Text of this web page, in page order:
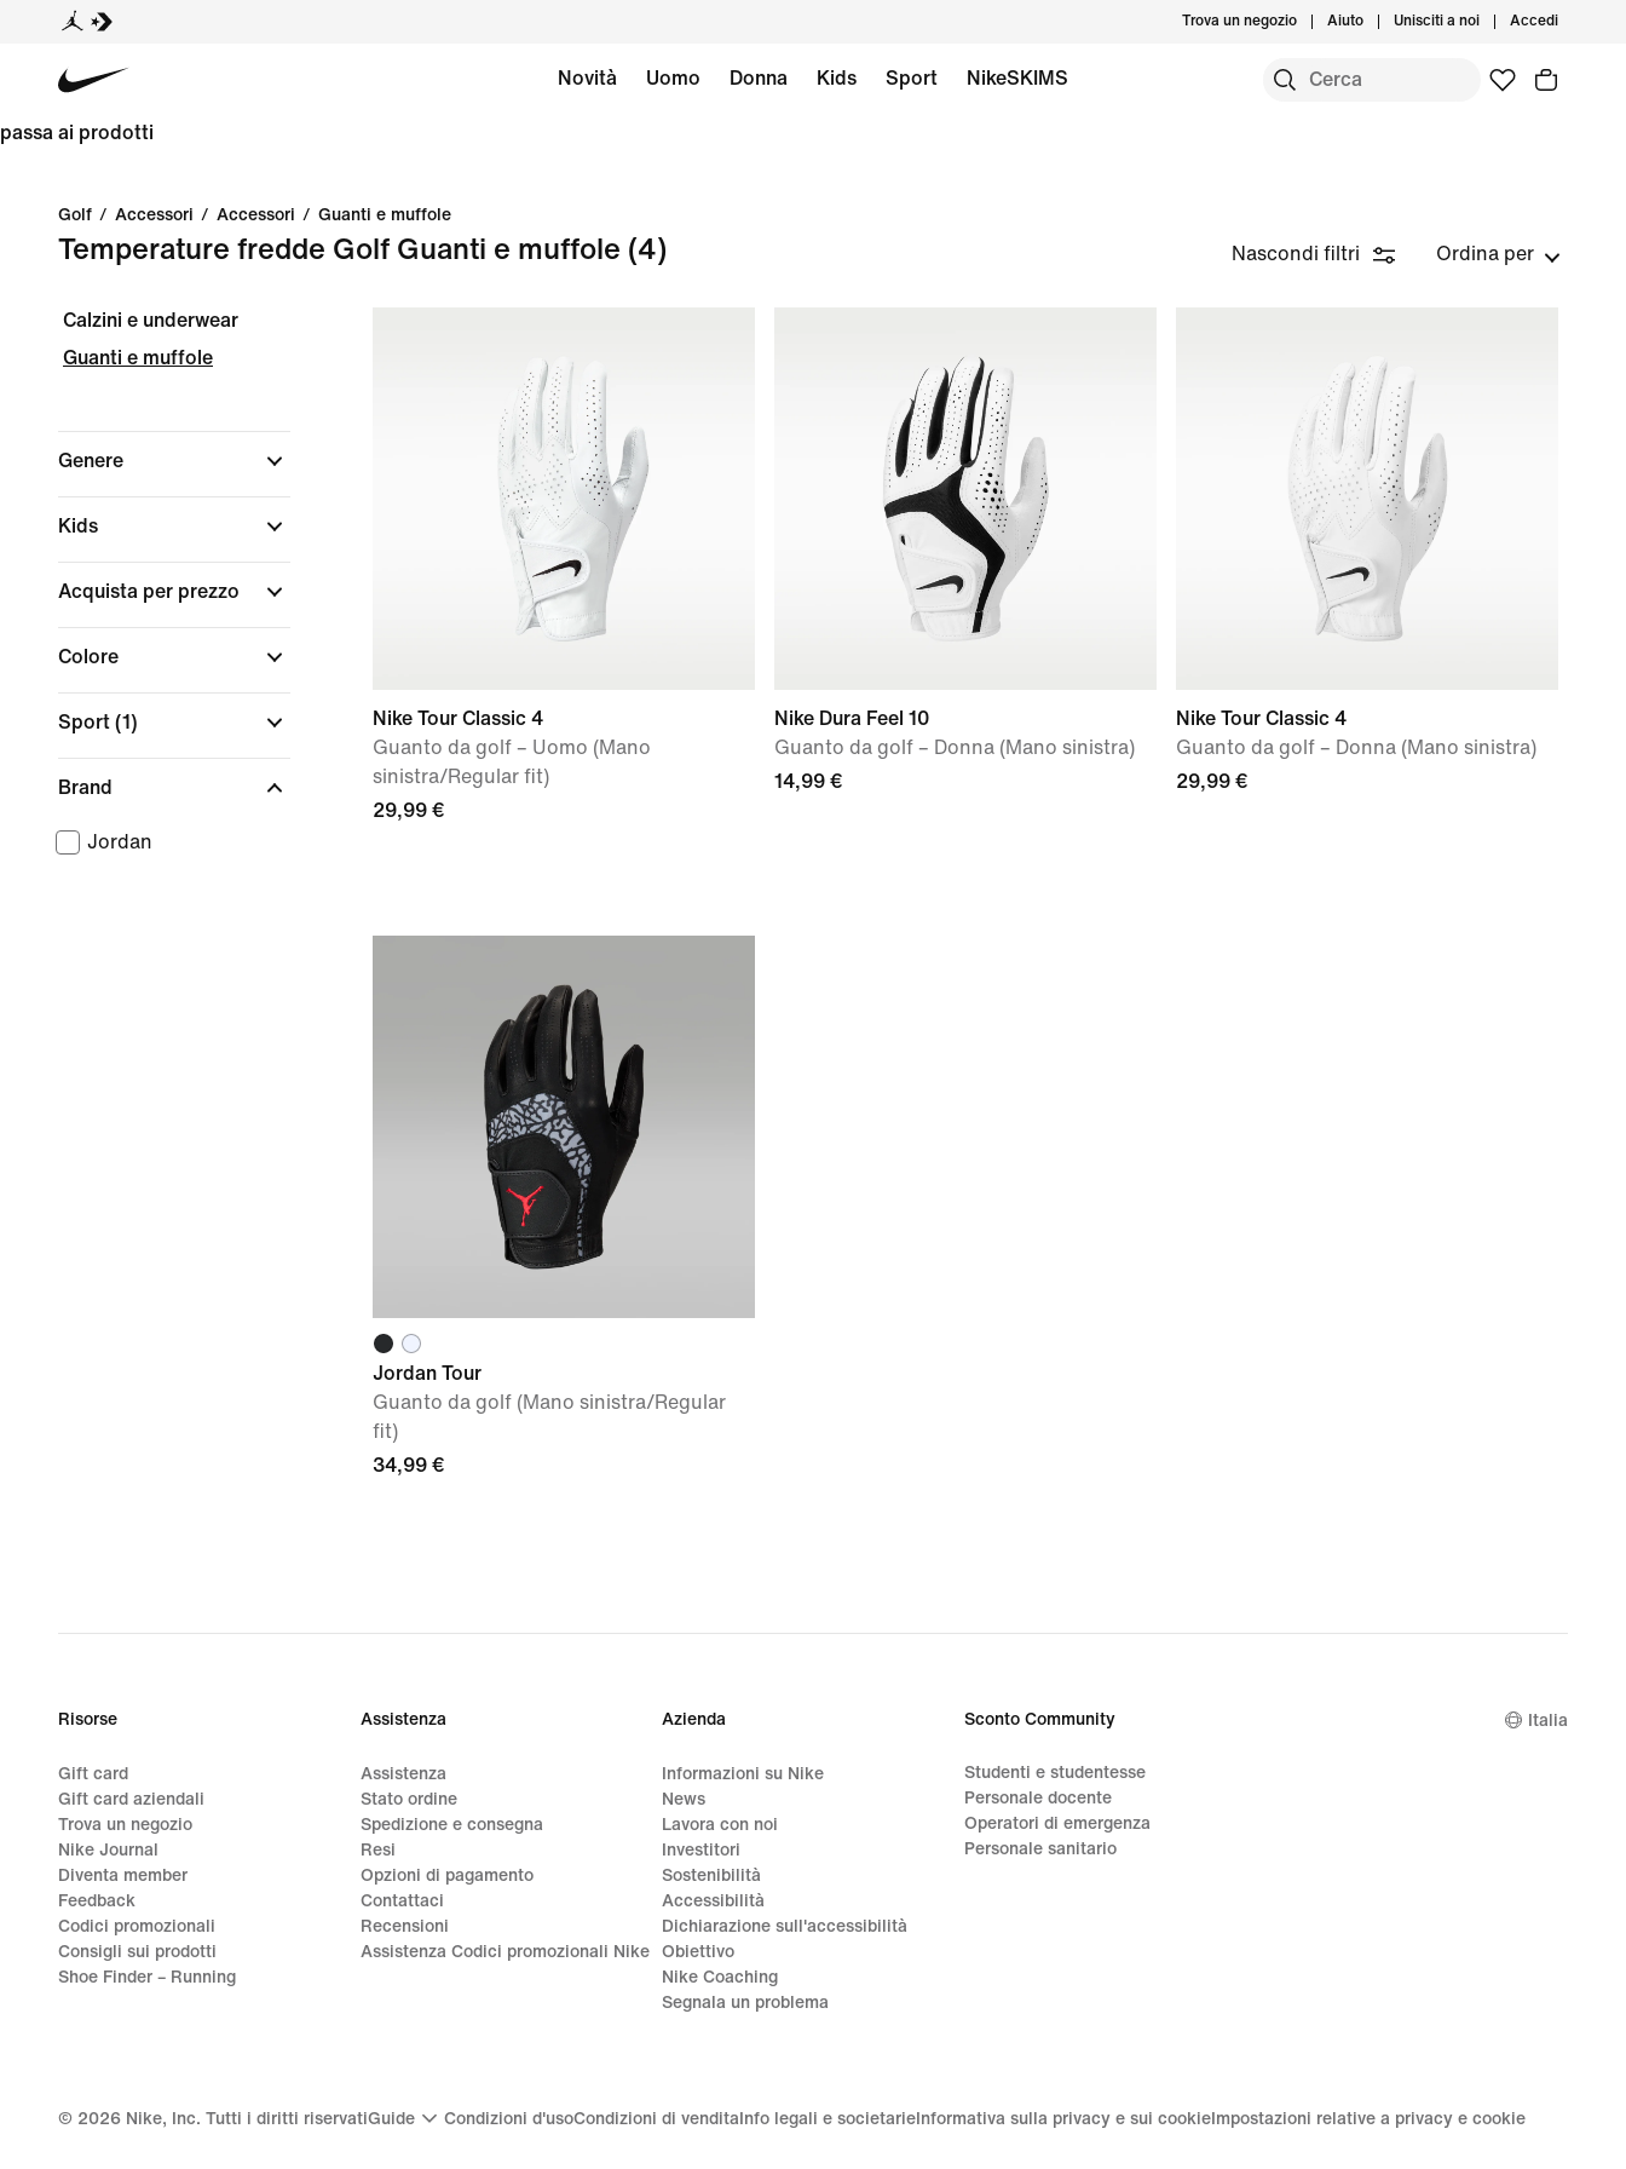
Trova un negozio Aiuto Unisciti a noi Accedi
Novità Uomo Donna Kids Sport NikeSKIMS
passa ai prodotti
Golf / Accessori / Accessori / Guanti e muffole
Temperature fredde Golf Guanti e muffole (4) Nascondi filtri Ordina per
Calzini e underwear
Guanti e muffole
Genere
Kids
Acquista per prezzo
Colore
Sport (1)
Brand
Jordan
Nike Tour Classic 4
Guanto da golf – Uomo (Mano
sinistra/Regular fit)
29,99 €
Nike Dura Feel 10
Guanto da golf – Donna (Mano sinistra)
14,99 €
Nike Tour Classic 4
Guanto da golf – Donna (Mano sinistra)
29,99 €
Jordan Tour
Guanto da golf (Mano sinistra/Regular
fit)
34,99 €
Risorse
Gift card
Gift card aziendali
Trova un negozio
Nike Journal
Diventa member
Feedback
Codici promozionali
Consigli sui prodotti
Shoe Finder – Running
Assistenza
Assistenza
Stato ordine
Spedizione e consegna
Resi
Opzioni di pagamento
Contattaci
Recensioni
Assistenza Codici promozionali Nike
Azienda
Informazioni su Nike
News
Lavora con noi
Investitori
Sostenibilità
Accessibilità
Dichiarazione sull'accessibilità
Obiettivo
Nike Coaching
Segnala un problema
Sconto Community
Studenti e studentesse
Personale docente
Operatori di emergenza
Personale sanitario
Italia
© 2026 Nike, Inc. Tutti i diritti riservatiGuide Condizioni d'usoCondizioni di venditaInfo legali e societarieInformativa sulla privacy e sui cookieImpostazioni relative a privacy e cookie